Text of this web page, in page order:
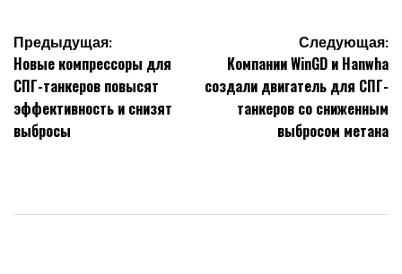
Навигация
по
записям
Предыдущая:
Новые компрессоры для
СПГ-танкеров повысят
эффективность и снизят
выбросы
Следующая:
Компании WinGD и Hanwha
создали двигатель для СПГ-
танкеров со сниженным
выбросом метана